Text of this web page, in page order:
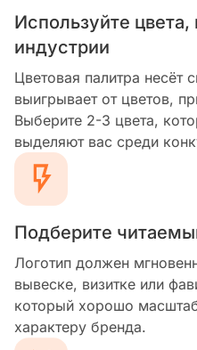
Используйте
индустрии
Цветовая палитра несёт
выигрывает от цветов,
Выберите 2-3 цвета,
выделяют вас среди
Подберите
Логотип должен
вывеске, визитке или
который хорошо
характеру бренда.